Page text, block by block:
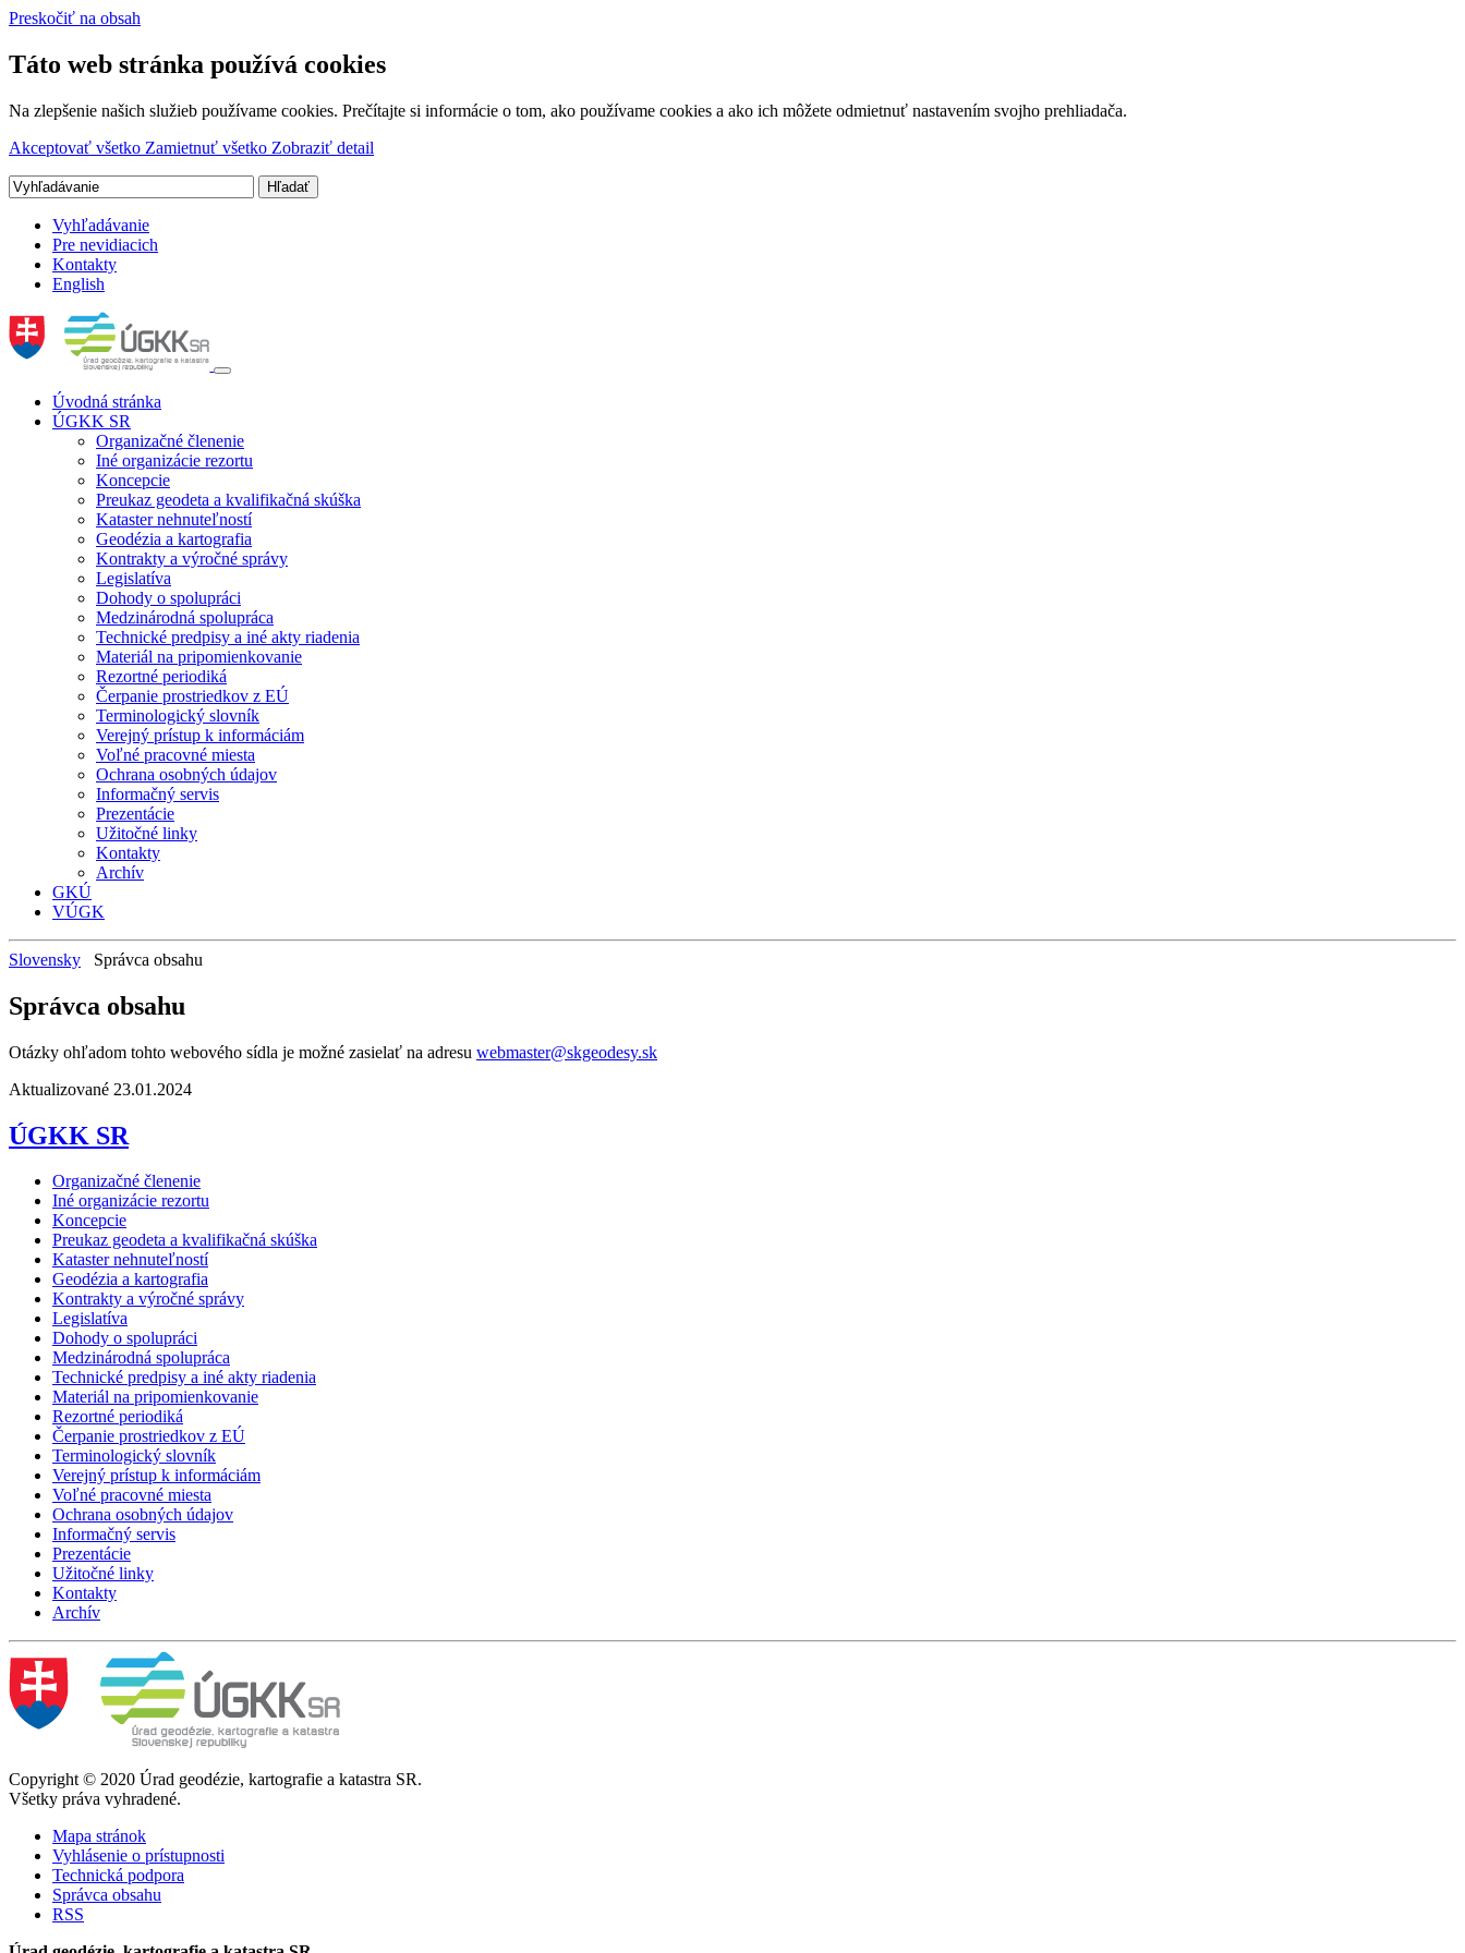
Preskočiť na obsah
Táto web stránka používá cookies
Na zlepšenie našich služieb používame cookies. Prečítajte si informácie o tom, ako používame cookies a ako ich môžete odmietnuť nastavením svojho prehliadača.
Akceptovať všetko Zamietnuť všetko Zobraziť detail
Vyhľadávanie
Pre nevidiacich
Kontakty
English
Úvodná stránka
ÚGKK SR
Organizačné členenie
Iné organizácie rezortu
Koncepcie
Preukaz geodeta a kvalifikačná skúška
Kataster nehnuteľností
Geodézia a kartografia
Kontrakty a výročné správy
Legislatíva
Dohody o spolupráci
Medzinárodná spolupráca
Technické predpisy a iné akty riadenia
Materiál na pripomienkovanie
Rezortné periodiká
Čerpanie prostriedkov z EÚ
Terminologický slovník
Verejný prístup k informáciám
Voľné pracovné miesta
Ochrana osobných údajov
Informačný servis
Prezentácie
Užitočné linky
Kontakty
Archív
GKÚ
VÚGK
Slovensky Správca obsahu
Správca obsahu
Otázky ohľadom tohto webového sídla je možné zasielať na adresu webmaster@skgeodesy.sk
Aktualizované 23.01.2024
ÚGKK SR
Organizačné členenie
Iné organizácie rezortu
Koncepcie
Preukaz geodeta a kvalifikačná skúška
Kataster nehnuteľností
Geodézia a kartografia
Kontrakty a výročné správy
Legislatíva
Dohody o spolupráci
Medzinárodná spolupráca
Technické predpisy a iné akty riadenia
Materiál na pripomienkovanie
Rezortné periodiká
Čerpanie prostriedkov z EÚ
Terminologický slovník
Verejný prístup k informáciám
Voľné pracovné miesta
Ochrana osobných údajov
Informačný servis
Prezentácie
Užitočné linky
Kontakty
Archív
Copyright © 2020 Úrad geodézie, kartografie a katastra SR.
Všetky práva vyhradené.
Mapa stránok
Vyhlásenie o prístupnosti
Technická podpora
Správca obsahu
RSS